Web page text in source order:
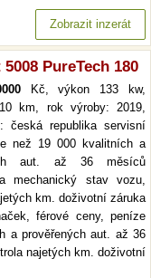
Zobrazit inzerát
5008 PureTech 180
Kč, výkon 133 kw,
km, rok výroby: 2019,
česká republika servisní
než 19 000 kvalitních a
aut. až 36 měsíců
mechanický stav vozu,
km. doživotní záruka
férové ceny, peníze
a prověřených aut. až 36
najetých km. doživotní